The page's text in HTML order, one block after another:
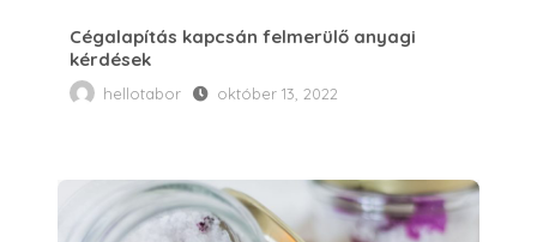
Cégalapítás kapcsán felmerülő anyagi
kérdések
hellotabor október 13, 2022